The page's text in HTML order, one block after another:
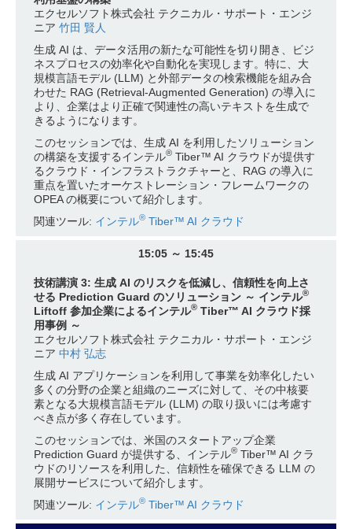
エクセルソフト株式会社 テクニカル・サポート・エンジ
ニア 竹田 賢人
生成 AI は、データ活用の新たな可能性を切り開き、ビジ
ネスプロセスの効率化や自動化を実現します。特に、大
規模言語モデル (LLM) と外部データの検索機能を組み合
わせた RAG (Retrieval-Augmented Generation) の導入に
より、企業はより正確で関連性の高いテキストを生成で
きるようになります。
このセッションでは、生成 AI を利用したソリューション
の構築を支援するインテル® Tiber™ AI クラウドが提供す
るクラウド・インフラストラクチャーと、RAG の導入に
重点を置いたオーケストレーション・フレームワークの
OPEA の概要について紹介します。
関連ツール: インテル® Tiber™ AI クラウド
15:05 ～ 15:45
技術講演 3: 生成 AI のリスクを低減し、信頼性を向上さ
せる Prediction Guard のソリューション ～ インテル®
Liftoff 参加企業によるインテル® Tiber™ AI クラウド採
用事例 ～
エクセルソフト株式会社 テクニカル・サポート・エンジ
ニア 中村 弘志
生成 AI アプリケーションを利用して事業を効率化したい
多くの分野の企業と組織のニーズに対して、その中核要
素となる大規模言語モデル (LLM) の取り扱いには考慮す
べき点が多く存在しています。
このセッションでは、米国のスタートアップ企業
Prediction Guard が提供する、インテル® Tiber™ AI クラ
ウドのリソースを利用した、信頼性を確保できる LLM の
展開サービスについて紹介します。
関連ツール: インテル® Tiber™ AI クラウド